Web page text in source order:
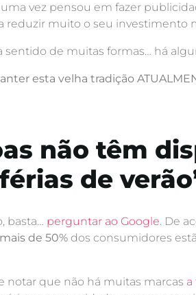
vez pensou em fazer
reduzir muito o seu investimento
sentido de muitas formas… há
esta velha tradição
não têm
de
basta… perguntar ao Google. De
mais de 50% dos consumidores
notar que não há muitas marcas a